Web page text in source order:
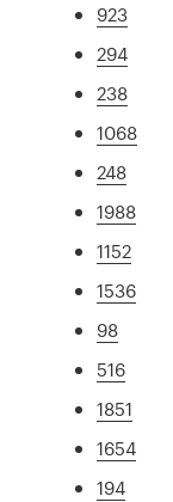
923
294
238
1068
248
1988
1152
1536
98
516
1851
1654
194